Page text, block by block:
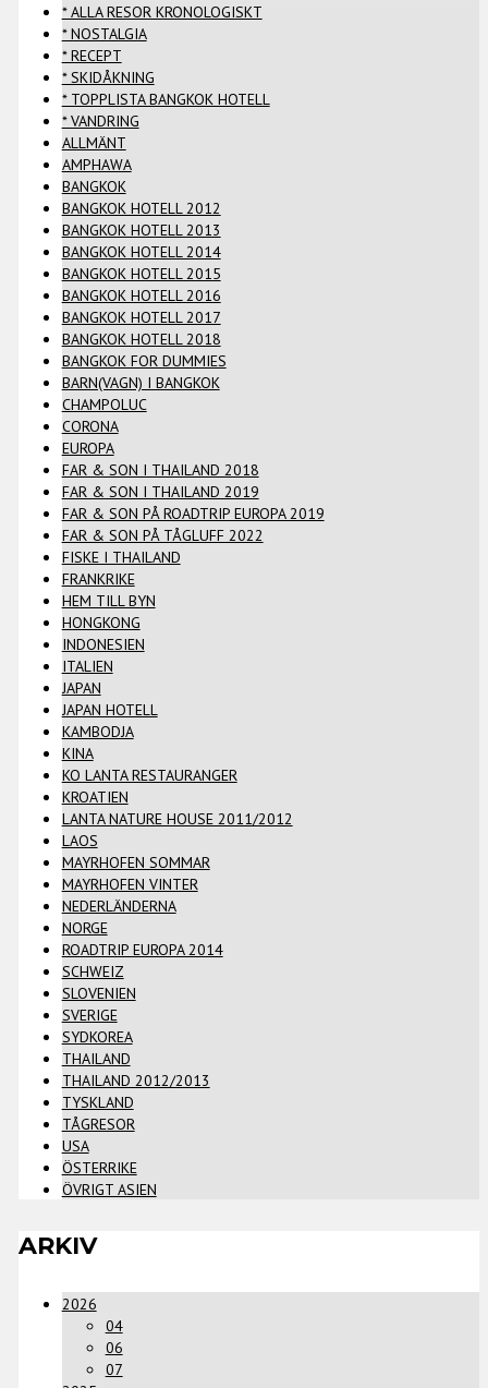
* ALLA RESOR KRONOLOGISKT
* NOSTALGIA
* RECEPT
* SKIDÅKNING
* TOPPLISTA BANGKOK HOTELL
* VANDRING
ALLMÄNT
AMPHAWA
BANGKOK
BANGKOK HOTELL 2012
BANGKOK HOTELL 2013
BANGKOK HOTELL 2014
BANGKOK HOTELL 2015
BANGKOK HOTELL 2016
BANGKOK HOTELL 2017
BANGKOK HOTELL 2018
BANGKOK FOR DUMMIES
BARN(VAGN) I BANGKOK
CHAMPOLUC
CORONA
EUROPA
FAR & SON I THAILAND 2018
FAR & SON I THAILAND 2019
FAR & SON PÅ ROADTRIP EUROPA 2019
FAR & SON PÅ TÅGLUFF 2022
FISKE I THAILAND
FRANKRIKE
HEM TILL BYN
HONGKONG
INDONESIEN
ITALIEN
JAPAN
JAPAN HOTELL
KAMBODJA
KINA
KO LANTA RESTAURANGER
KROATIEN
LANTA NATURE HOUSE 2011/2012
LAOS
MAYRHOFEN SOMMAR
MAYRHOFEN VINTER
NEDERLÄNDERNA
NORGE
ROADTRIP EUROPA 2014
SCHWEIZ
SLOVENIEN
SVERIGE
SYDKOREA
THAILAND
THAILAND 2012/2013
TYSKLAND
TÅGRESOR
USA
ÖSTERRIKE
ÖVRIGT ASIEN
ARKIV
2026
04
06
07